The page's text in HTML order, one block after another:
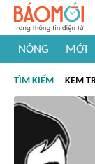
NÓNG MỚI
#Khám phá thế giới
TÌM KIẾM KEM